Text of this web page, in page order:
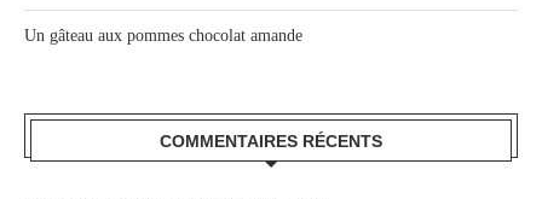
Un gâteau aux pommes chocolat amande
COMMENTAIRES RÉCENTS